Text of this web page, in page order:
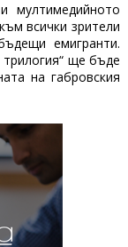
мултимедийното
всички зрители
емигранти.
ще бъде
на габровския